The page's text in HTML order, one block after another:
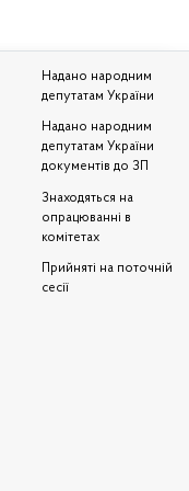
Надано народним
депутатам України
Надано народним
депутатам України
документів до ЗП
Знаходяться на
опрацюванні в
комітетах
Прийняті на поточній
сесії